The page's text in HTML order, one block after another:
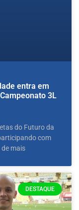
entra em
3L
do Futuro da
com
mais
DESTAQUE